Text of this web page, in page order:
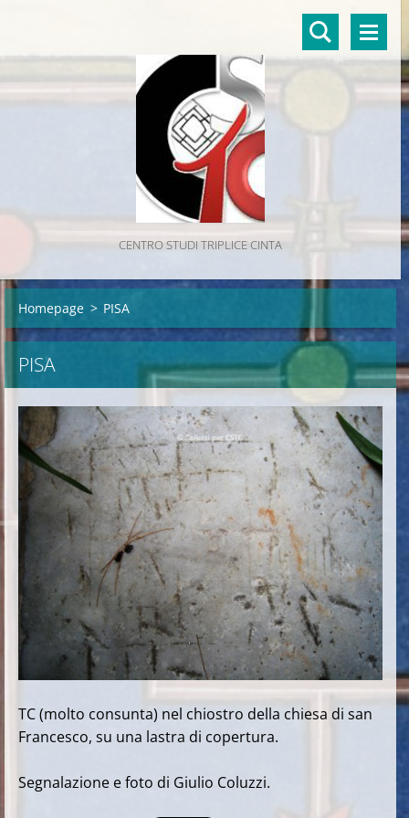
CENTRO STUDI TRIPLICE CINTA
Homepage > PISA
PISA
TC (molto consunta) nel chiostro della chiesa di san
Francesco, su una lastra di copertura.
Segnalazione e foto di Giulio Coluzzi.